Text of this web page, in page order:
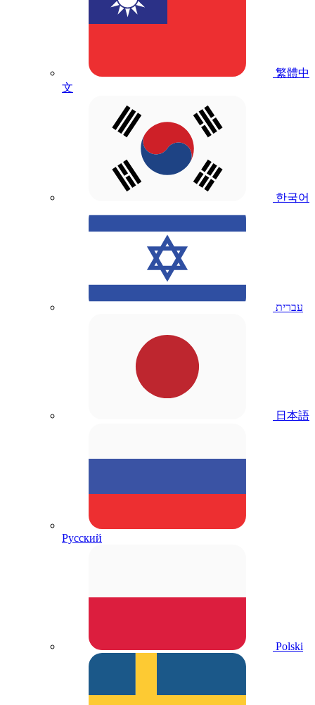
繁體中
文
한국어
עברית
日本語
Русский
Polski